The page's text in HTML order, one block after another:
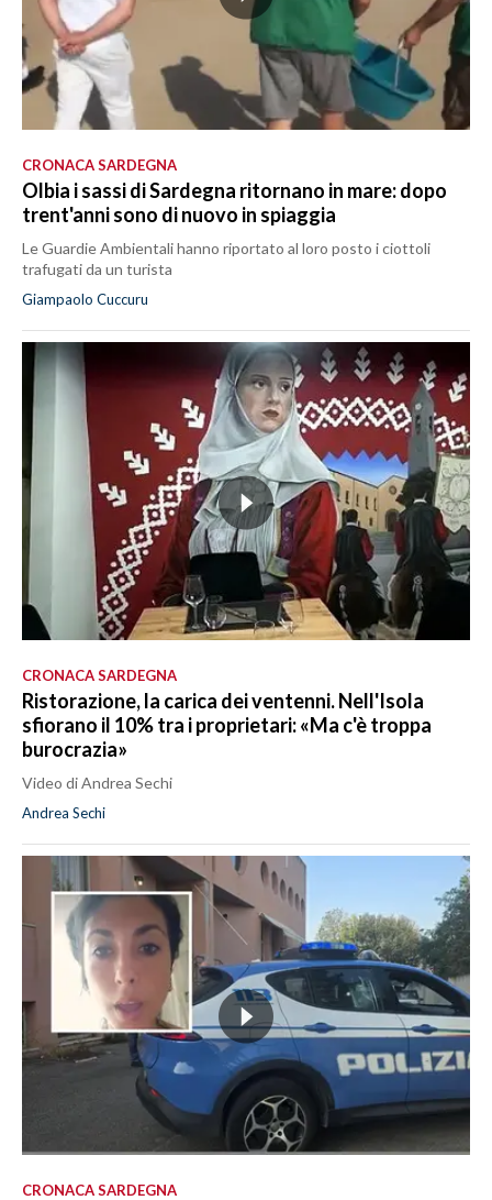
CRONACA SARDEGNA
Olbia i sassi di Sardegna ritornano in mare: dopo
trent'anni sono di nuovo in spiaggia
Le Guardie Ambientali hanno riportato al loro posto i ciottoli
trafugati da un turista
Giampaolo Cuccuru
CRONACA SARDEGNA
Ristorazione, la carica dei ventenni. Nell'Isola
sfiorano il 10% tra i proprietari: «Ma c'è troppa
burocrazia»
Video di Andrea Sechi
Andrea Sechi
CRONACA SARDEGNA